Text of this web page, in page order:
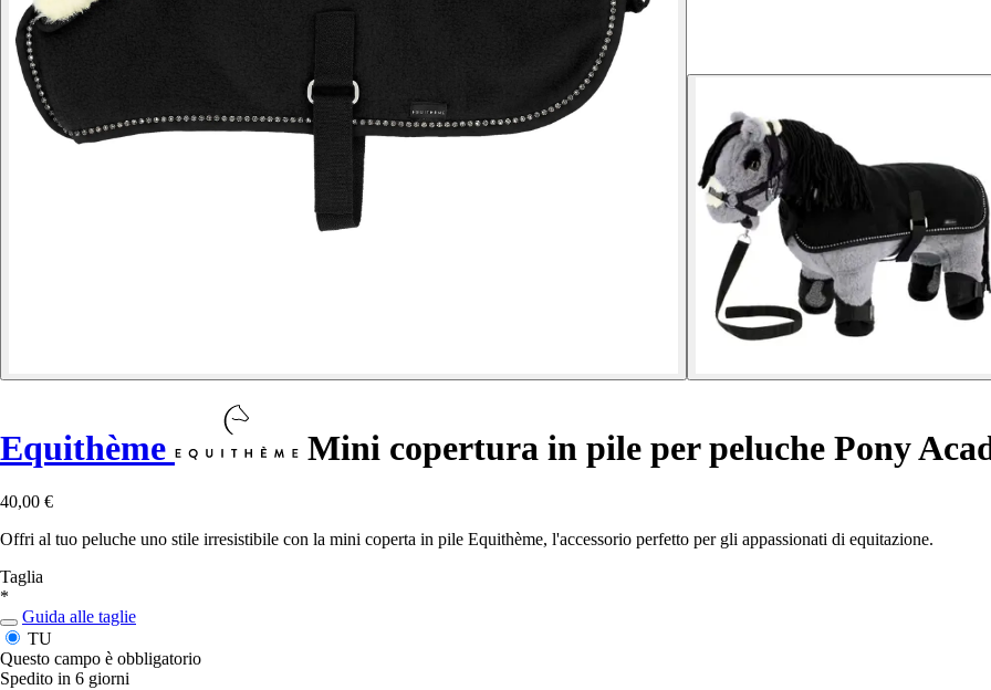
Equithème Mini copertura in pile per peluche Pony
40,00 €
Offri al tuo peluche uno stile irresistibile con la mini coperta in pile Equithème, l'accessorio perfetto per gli appassionati di equitazione.
Taglia
*
Guida alle taglie
TU
Questo campo è obbligatorio
Spedito in 6 giorni